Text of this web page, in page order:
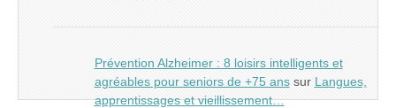
Prévention Alzheimer : 8 loisirs intelligents et
agréables pour seniors de +75 anssur Langues,
apprentissages et vieillissement…